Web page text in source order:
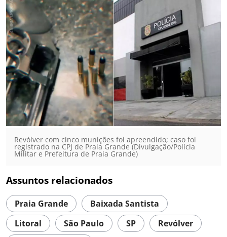
Revólver com cinco munições foi apreendido; caso foi
registrado na CPJ de Praia Grande (Divulgação/Polícia
Militar e Prefeitura de Praia Grande)
Assuntos relacionados
Praia Grande
Baixada Santista
Litoral
São Paulo SP
Revólver